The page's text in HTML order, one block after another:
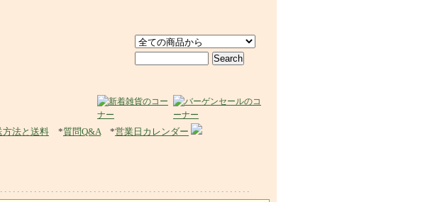
方法と送料 *質問Q&A*営業日カレンダー